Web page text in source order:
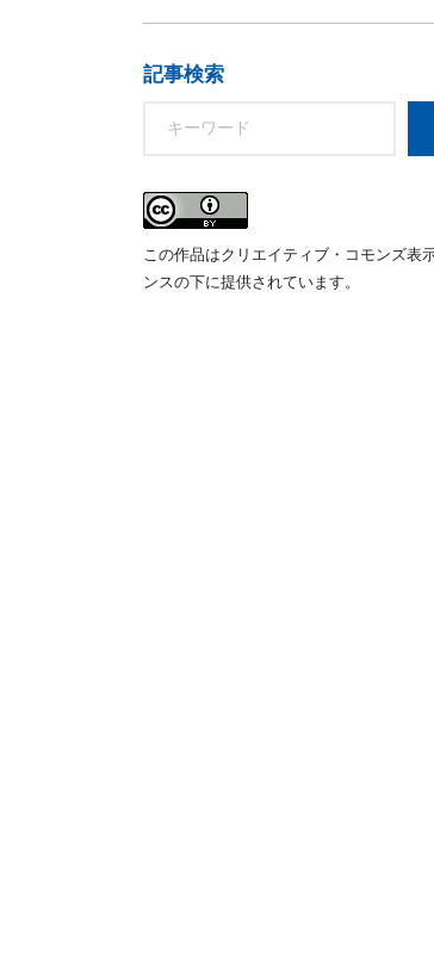
記事検索
この作品はクリエイティブ・コモンズ表
ンスの下に提供されています。